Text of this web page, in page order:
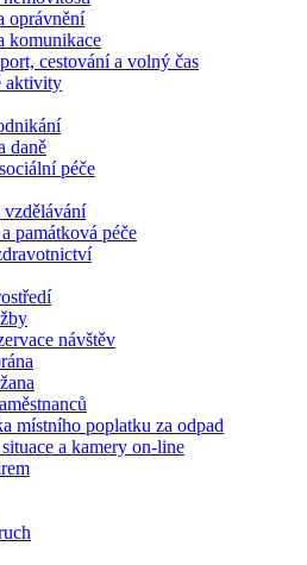
oprávnění
komunikace
cestování a volný čas
aktivity
daně
péče
vzdělávání
památková péče
návštěv
místního poplatku za odpad
a kamery on-line